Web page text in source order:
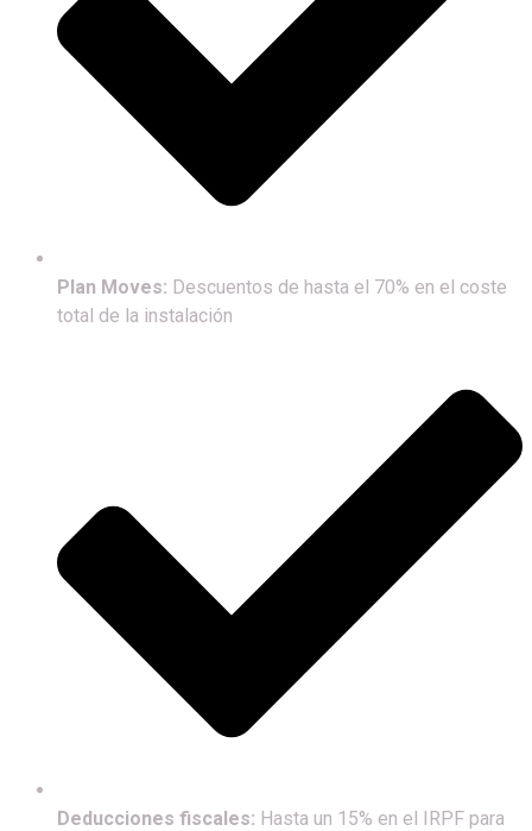
Plan Moves: Descuentos de hasta el 70% en el coste
total de la instalación
Deducciones fiscales: Hasta un 15% en el IRPF para